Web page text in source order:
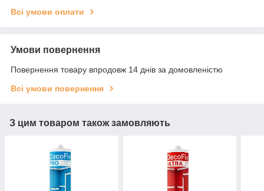
Всі умови оплати
Умови повернення
Повернення товару впродовж 14 днів за домовленістю
Всі умови повернення
З цим товаром також замовляють